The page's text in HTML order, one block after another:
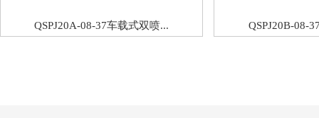
QSPJ20A-08-37车载式双喷... QSPJ20B-08-